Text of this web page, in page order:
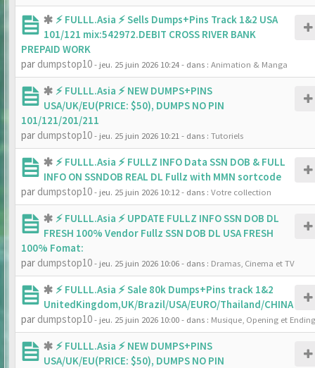
⚡ FULLL.Asia ⚡ Sells Dumps+Pins Track 1&2 USA
101/121 mix:542972.DEBIT CROSS RIVER BANK
PREPAID WORK
par dumpstop10- jeu. 25 juin 2026 10:24- dans : Animation & Manga
⚡ FULLL.Asia ⚡ NEW DUMPS+PINS
USA/UK/EU(PRICE: $50), DUMPS NO PIN
101/121/201/211
par dumpstop10- jeu. 25 juin 2026 10:21 - dans : Tutoriels
⚡ FULLL.Asia ⚡ FULLZ INFO Data SSN DOB & FULL
INFO ON SSNDOB REAL DL Fullz with MMN sortcode
par dumpstop10- jeu. 25 juin 2026 10:12- dans : Votre collection
⚡ FULLL.Asia ⚡ UPDATE FULLZ INFO SSN DOB DL
FRESH 100% Vendor Fullz SSN DOB DL USA FRESH
100% Fomat:
par dumpstop10- jeu. 25 juin 2026 10:06- dans : Dramas, Cinema et TV
⚡ FULLL.Asia ⚡ Sale 80k Dumps+Pins track 1&2
UnitedKingdom,UK/Brazil/USA/EURO/Thailand/CHINA
par dumpstop10- jeu. 25 juin 2026 10:00- dans : Musique, Opening et Ending
⚡ FULLL.Asia ⚡ NEW DUMPS+PINS
USA/UK/EU(PRICE: $50), DUMPS NO PIN